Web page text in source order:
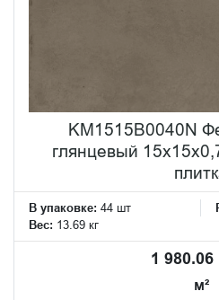
KM1515B0040N
глянцевый
В упаковке: 44 шт
Вес: 13.69 кг
1 980.06
м²